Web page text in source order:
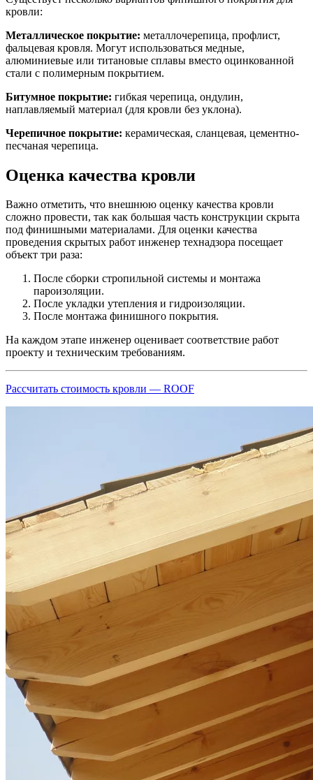
кровли:
Металлическое покрытие: металлочерепица, профлист,
фальцевая кровля. Могут использоваться медные,
алюминиевые или титановые сплавы вместо оцинкованной
стали с полимерным покрытием.
Битумное покрытие: гибкая черепица, ондулин,
наплавляемый материал (для кровли без уклона).
Черепичное покрытие: керамическая, сланцевая, цементно-
песчаная черепица.
Оценка качества кровли
Важно отметить, что внешнюю оценку качества кровли
сложно провести, так как большая часть конструкции скрыта
под финишными материалами. Для оценки качества
проведения скрытых работ инженер технадзора посещает
объект три раза:
После сборки стропильной системы и монтажа
пароизоляции.
После укладки утепления и гидроизоляции.
После монтажа финишного покрытия.
На каждом этапе инженер оценивает соответствие работ
проекту и техническим требованиям.
Рассчитать стоимость кровли — ROOF